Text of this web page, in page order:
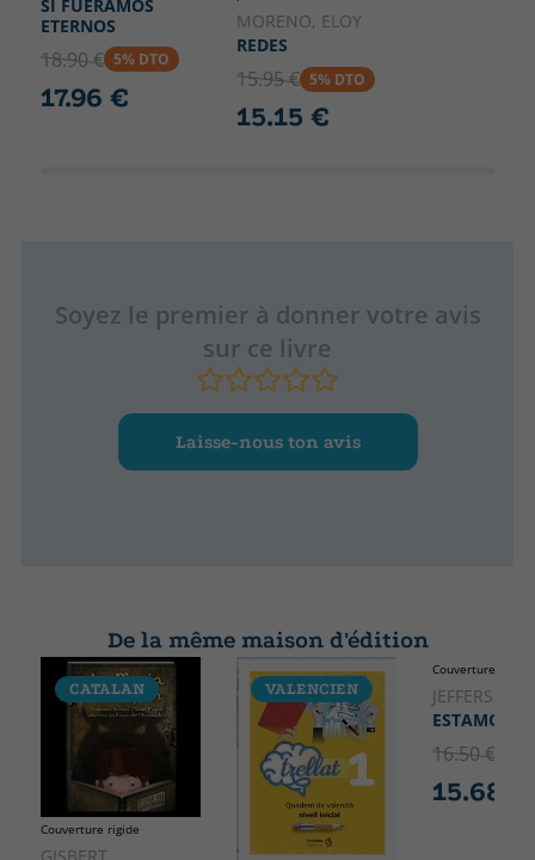
SI FUÉRAMOS
ETERNOS
18.90 € 5% DTO
17.96 €
MORENO, ELOY
REDES
15.95 € 5% DTO
15.15 €
Soyez le premier à donner votre avis
sur ce livre
Laisse-nous ton avis
De la même maison d'édition
CATALAN
Couverture rigide
GISBERT,
VALENCIEN
Couverture rigide
JEFFERS,
ESTAMOS
16.50 €
15.68 €